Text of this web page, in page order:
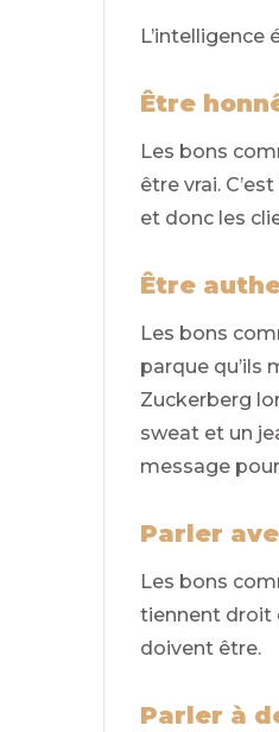
Être
Les bons
être vrai.
et donc les
Être
Les bons
parque qu’ils
Zuckerberg
sweat et un
message
Parler
Les bons
tiennent droit
doivent être.
Parler à